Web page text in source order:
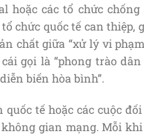
hoặc các tổ chức
chức quốc tế can
chất giữa “xử lý vi
gọi là “phong trào
biến hòa bình”.
tế hoặc các cuộc
gian mạng. Mỗi